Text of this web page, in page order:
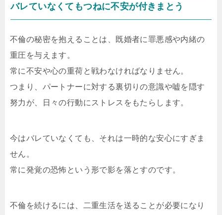
バレていなくてもつねに不安が付きまとう
不倫の秘密を抱えることは、既婚者に罪悪感や内緒の
重圧を与えます。
常に不安や心の重荷と戦わなければなりません。
つまり、パートナーに対する裏切りの意識や嘘を隠す
努力が、日々の行動にストレスをもたらします。
今はバレていなくても、それは一時的な安心にすぎま
せん。
常に発覚の恐怖という形で影を落とすのです。
不倫を続けるには、二重生活を送ることが必要になり